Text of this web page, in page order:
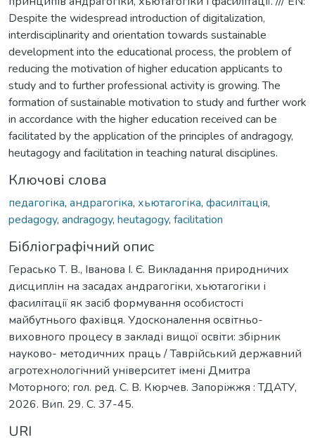
Despite the widespread introduction of digitalization,
interdisciplinarity and orientation towards sustainable
development into the educational process, the problem of
reducing the motivation of higher education applicants to
study and to further professional activity is growing. The
formation of sustainable motivation to study and further work
in accordance with the higher education received can be
facilitated by the application of the principles of andragogy,
heutagogy and facilitation in teaching natural disciplines.
Ключові слова
педагогіка, андрагогіка, хьютагогіка, фасилітація,
pedagogy, andragogy, heutagogy, facilitation
Бібліографічний опис
Герасько Т. В., Іванова І. Є. Викладання природничих
дисциплін на засадах андрагогіки, хьютагогіки і
фасилітації як засіб формування особистості
майбутнього фахівця. Удосконалення освітньо-
виховного процесу в закладі вищої освіти: збірник
науково- методичних праць / Таврійський державний
агротехнологічний університет імені Дмитра
Моторного; гол. ред. С. В. Кюрчев. Запоріжжя : ТДАТУ,
2026. Вип. 29. С. 37-45.
URI